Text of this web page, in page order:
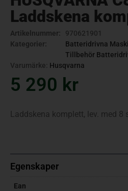
Laddskena
Artikelnummer:
970621901
Kategorier:
Batteridrivna
Tillbehör
Varumärke: Husqvarna
5 290 kr
Laddskena komplett, lev. med 8
Egenskaper
Ean